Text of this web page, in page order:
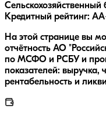
Сельскохозяйственный
Кредитный рейтинг:
На этой странице вы
отчётность АО
по МСФО и РСБУ и
показателей: выручка,
рентабельность и